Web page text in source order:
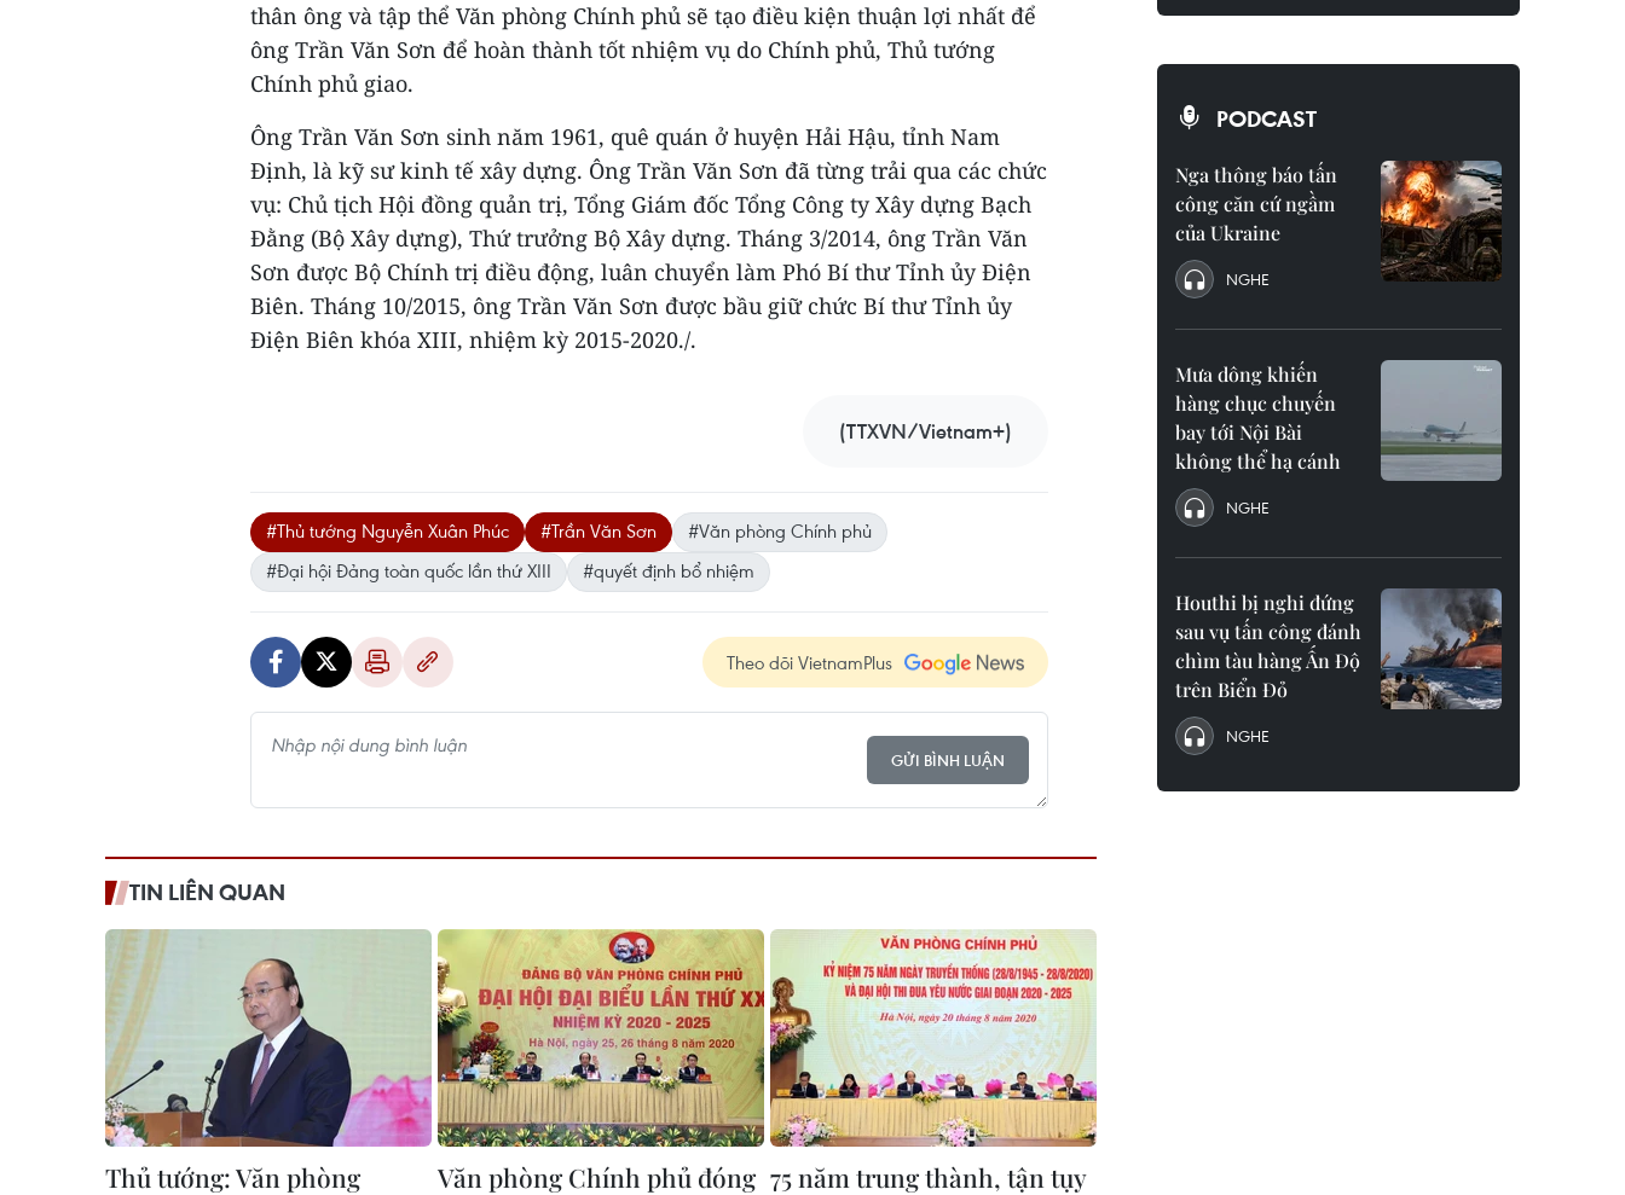
thân ông và tập thể Văn phòng Chính phủ sẽ tạo điều kiện thuận lợi nhất để
ông Trần Văn Sơn để hoàn thành tốt nhiệm vụ do Chính phủ, Thủ tướng
Chính phủ giao.
Ông Trần Văn Sơn sinh năm 1961, quê quán ở huyện Hải Hậu, tỉnh Nam
Định, là kỹ sư kinh tế xây dựng. Ông Trần Văn Sơn đã từng trải qua các chức
vụ: Chủ tịch Hội đồng quản trị, Tổng Giám đốc Tổng Công ty Xây dựng Bạch
Đằng (Bộ Xây dựng), Thứ trưởng Bộ Xây dựng. Tháng 3/2014, ông Trần Văn
Sơn được Bộ Chính trị điều động, luân chuyển làm Phó Bí thư Tỉnh ủy Điện
Biên. Tháng 10/2015, ông Trần Văn Sơn được bầu giữ chức Bí thư Tỉnh ủy
Điện Biên khóa XIII, nhiệm kỳ 2015-2020./.
(TTXVN/Vietnam+)
#Thủ tướng Nguyễn Xuân Phúc #Trần Văn Sơn
#Văn phòng Chính phủ
#Đại hội Đảng toàn quốc lần thứ XIII
#quyết định bổ nhiệm
Theo dõi VietnamPlus
GỬI BÌNH LUẬN
TIN LIÊN QUAN
Thủ tướng: Văn phòng Văn phòng Chính phủ đóng 75 năm trung thành, tận tụy
PODCAST
Nga thông báo tấn
công căn cứ ngầm
của Ukraine
NGHE
Mưa dông khiến
hàng chục chuyến
bay tới Nội Bài
không thể hạ cánh
NGHE
Houthi bị nghi đứng
sau vụ tấn công đánh
chìm tàu hàng Ấn Độ
trên Biển Đỏ
NGHE